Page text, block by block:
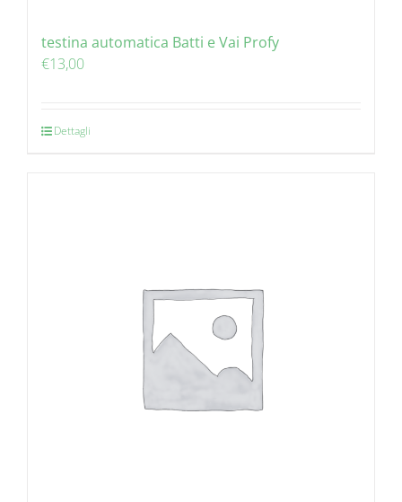
testina automatica Batti e Vai Profy
€13,00
Dettagli